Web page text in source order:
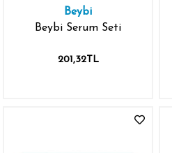
Beybi
Beybi Serum Seti
201,32TL